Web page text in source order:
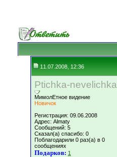
11.07.2008, 12:36
Ptichka-nevelichka
МимолЕтное видение
Новичок
Регистрация: 09.06.2008
Адрес: Almaty
Сообщений: 5
Сказал(а) спасибо: 0
Поблагодарили 0 раз(а) в 0
сообщениях
Подарков: 1